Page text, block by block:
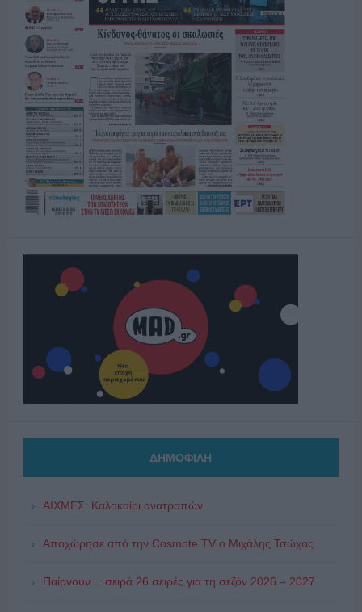
ΔΗΜΟΦΙΛΗ
ΑΙΧΜΕΣ: Καλοκαίρι ανατροπών
Αποχώρησε από την Cosmote TV o Μιχάλης Τσώχος
Παίρνουν… σειρά 26 σειρές για τη σεζόν 2026 – 2027